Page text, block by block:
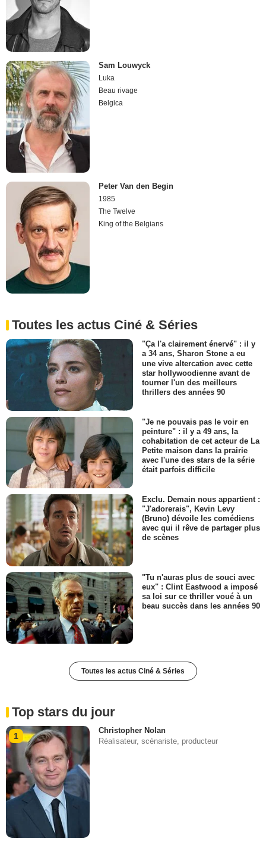
Sam Louwyck
Luka
Beau rivage
Belgica
Peter Van den Begin
1985
The Twelve
King of the Belgians
Toutes les actus Ciné & Séries
"Ça l'a clairement énervé" : il y
a 34 ans, Sharon Stone a eu
une vive altercation avec cette
star hollywoodienne avant de
tourner l'un des meilleurs
thrillers des années 90
"Je ne pouvais pas le voir en
peinture" : il y a 49 ans, la
cohabitation de cet acteur de La
Petite maison dans la prairie
avec l'une des stars de la série
était parfois difficile
Exclu. Demain nous appartient :
"J'adorerais", Kevin Levy
(Bruno) dévoile les comédiens
avec qui il rêve de partager plus
de scènes
"Tu n'auras plus de souci avec
eux" : Clint Eastwood a imposé
sa loi sur ce thriller voué à un
beau succès dans les années 90
Toutes les actus Ciné & Séries
Top stars du jour
1
Christopher Nolan
Réalisateur, scénariste, producteur